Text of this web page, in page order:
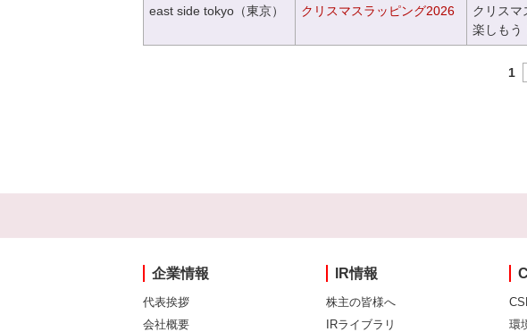
east side tokyo（東京） クリスマスラッピング2026
クリスマ
楽しもう
1
企業情報
代表挨拶
会社概要
IR情報
株主の皆様へ
IRライブラリ
環